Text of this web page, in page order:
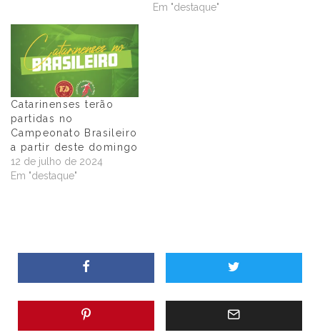
Em "destaque"
Catarinenses terão
partidas no
Campeonato Brasileiro
a partir deste domingo
12 de julho de 2024
Em "destaque"